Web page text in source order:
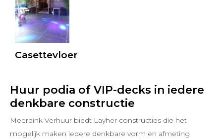
Casettevloer
Huur podia of VIP-decks in iedere
denkbare constructie
Meerdink Verhuur biedt Layher constructies die het
mogelijk maken iedere denkbare vorm en afmeting